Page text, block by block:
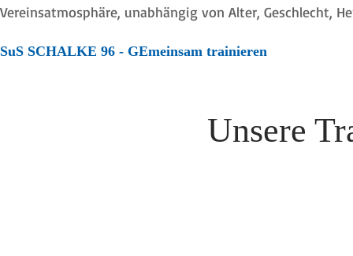
Vereinsatmosphäre, unabhängig von Alter, Geschlecht,
SuS SCHALKE 96 - GEmeinsam trainieren
Unsere